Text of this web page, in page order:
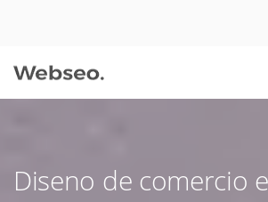
Diseno de comercio
09:30 AM A 18:30 PM